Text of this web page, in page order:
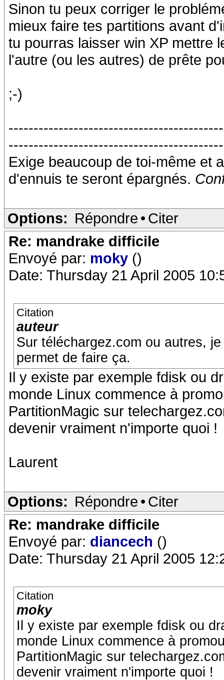
Sinon tu peux corriger le
mieux faire tes partitions avant
tu pourras laisser win XP mettre
l'autre (ou les autres) de prête
;-)
Exige beaucoup de toi-même et
d'ennuis te seront épargnés.
Options: Répondre • Citer
Re: mandrake difficile
Envoyé par: moky ()
Date: Thursday 21 April 2005
Citation
auteur
Sur téléchargez.com ou autres,
permet de faire ça.
Il y existe par exemple fdisk ou
monde Linux commence à
PartitionMagic sur
devenir vraiment n'importe quoi !
Laurent
Options: Répondre • Citer
Re: mandrake difficile
Envoyé par: diancech ()
Date: Thursday 21 April 2005
Citation
moky
Il y existe par exemple fdisk ou
monde Linux commence à
PartitionMagic sur
devenir vraiment n'importe quoi !